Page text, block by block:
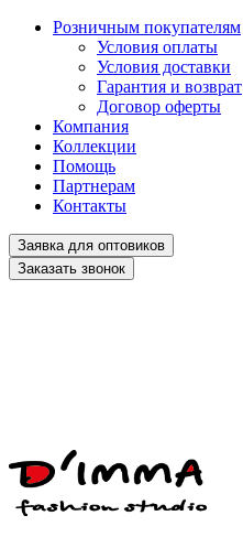
Розничным покупателям
Условия оплаты
Условия доставки
Гарантия и возврат
Договор оферты
Компания
Коллекции
Помощь
Партнерам
Контакты
Заявка для оптовиков
Заказать звонок